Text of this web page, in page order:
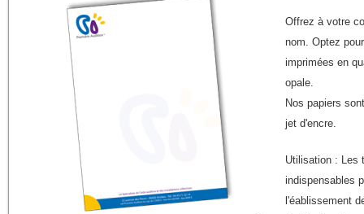
Offrez à votre
nom. Optez
imprimées en
opale.
Nos papiers
jet d'encre.
Utilisation : Les
indispensables
l'éablissement